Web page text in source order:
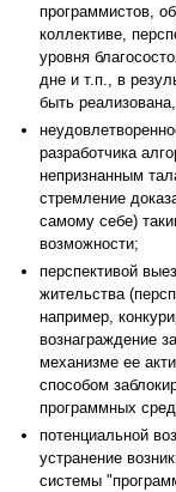
программистов,
коллективе,
уровня
дне и т.п., в
быть
разработчика
непризнанным
стремление
самому себе)
возможности;
перспективой
жительства
например,
вознаграждение
механизме ее
способом
программных
потенциальной
устранение
системы